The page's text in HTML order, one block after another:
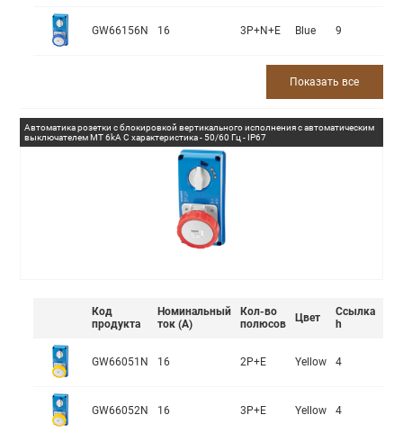
GW66156N 16 3P+N+E Blue 9
Показать все
Автоматика розетки с блокировкой вертикального исполнения с автоматическим
выключателем MT 6kA C характеристика - 50/60 Гц - IP67
Код
продукта
Номинальный
ток (А)
Кол-во
полюсов
Цвет
Ссылка
h
GW66051N 16 2P+E Yellow 4
GW66052N 16 3P+E Yellow 4